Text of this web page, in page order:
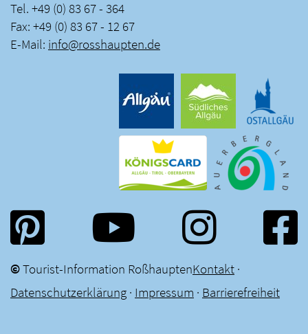
Tel. +49 (0) 83 67 - 364
Fax: +49 (0) 83 67 - 12 67
E-Mail: info@rosshaupten.de
©Tourist-Information RoßhauptenKontakt ·
Datenschutzerklärung · Impressum · Barrierefreiheit